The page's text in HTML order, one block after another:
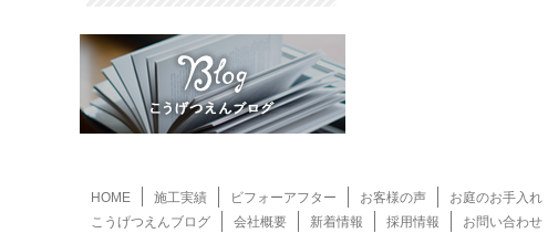
HOME 施工実績 ビフォーアフター お客様の声 お庭のお手入れ
こうげつえんブログ
会社概要 新着情報 採用情報 お問い合わせ